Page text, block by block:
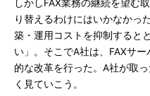
しかしFAX業務の継続を望む
り替えるわけにはいかなかっ
築・運用コストを抑制すると
い」。そこでA社は、FAXサ
的な改革を行った。A社が取
く見ていこう。